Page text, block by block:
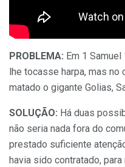
PROBLEMA: Em 1
lhe tocasse harpa, mas
matado o gigante Golias,
SOLUÇÃO: Há duas
não seria nada fora do
prestado suficiente
havia sido contratado,